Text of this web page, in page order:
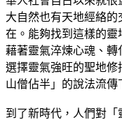
大自然也有天地經絡
在。能夠找到這樣的
藉著靈氣淬煉心魂、
選擇靈氣強旺的聖地
山僧佔半」的說法流傳
到了新時代，人們對